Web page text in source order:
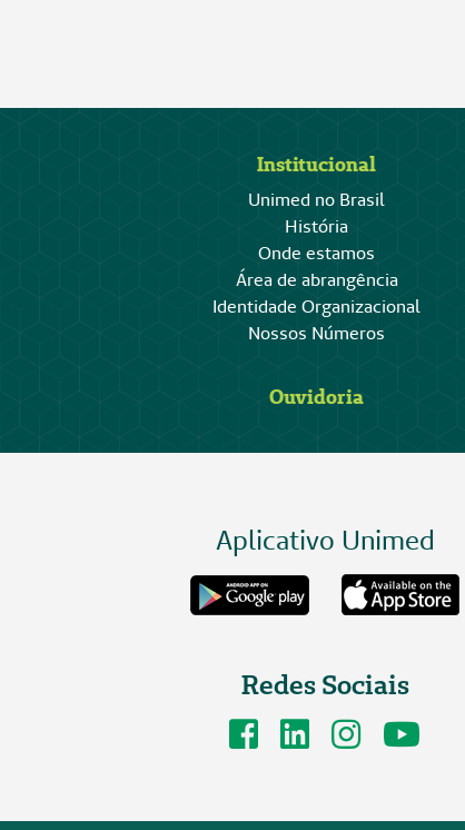
Institucional
Unimed no Brasil
História
Onde estamos
Área de abrangência
Identidade Organizacional
Nossos Números
Ouvidoria
Aplicativo Unimed
Redes Sociais